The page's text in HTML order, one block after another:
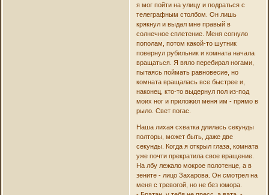
я мог пойти на улицу и подраться с
телеграфным столбом. Он лишь
крякнул и выдал мне правый в
солнечное сплетение. Меня согнуло
пополам, потом какой-то шутник
повернул рубильник и комната начала
вращаться. Я вяло перебирал ногами,
пытаясь поймать равновесие, но
комната вращалась все быстрее и,
наконец, кто-то выдернул пол из-под
моих ног и приложил меня им - прямо в
рыло. Свет погас.
Наша лихая схватка длилась секунды
полторы, может быть, даже две
секунды. Когда я открыл глаза, комната
уже почти прекратила свое вращение.
На лбу лежало мокрое полотенце, а в
зените - лицо Захарова. Он смотрел на
меня с тревогой, но не без юмора.